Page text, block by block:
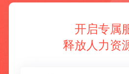
开启专属
释放人力资